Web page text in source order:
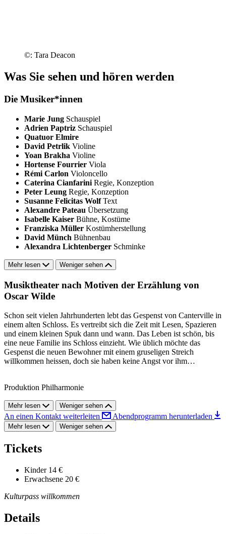
©: Tara Deacon
Was Sie sehen und hören werden
Die Musiker*innen
Marie Jung Schauspiel
Adrien Paptriz Schauspiel
Quatuor Elmire
David Petrlik Violine
Yoan Brakha Violine
Hortense Fourrier Viola
Rémi Carlon Violoncello
Caterina Cianfarini Regie, Konzeption
Peter Leung Regie, Konzeption
Susanne Felicitas Wolf Text
Alexandre Pateau Übersetzung
Isabelle Kaiser Bühne, Kostüme
Franziska Müller Kostümherstellung
David Münch Bühnenbau
Alexandra Lichtenberger Schminke
Mehr lesen Weniger sehen
Musiktheater nach Motiven der Erzählung von
Oscar Wilde
Schon seit vielen Jahrhunderten lebt das Gespenst von Canterville in
einem alten Schloss. Es vertreibt sich die Zeit mit Lesen, Spazieren
und einem kleinen Spuk dann und wann. Das Leben ist schön, bis
eine neue Familie ins Schloss einzieht. Wie üblich möchte das
Gespenst die neuen Bewohner mit einem gruseligen Streich
willkommen heissen, doch sie haben keine Angst vor ihm…
Produktion Philharmonie
Mehr lesen Weniger sehen
An einen Kontakt weiterleiten Abendprogramm herunterladen
Mehr lesen Weniger sehen
Tickets
Kinder 14 €
Erwachsene 20 €
Kulturpass willkommen
Details